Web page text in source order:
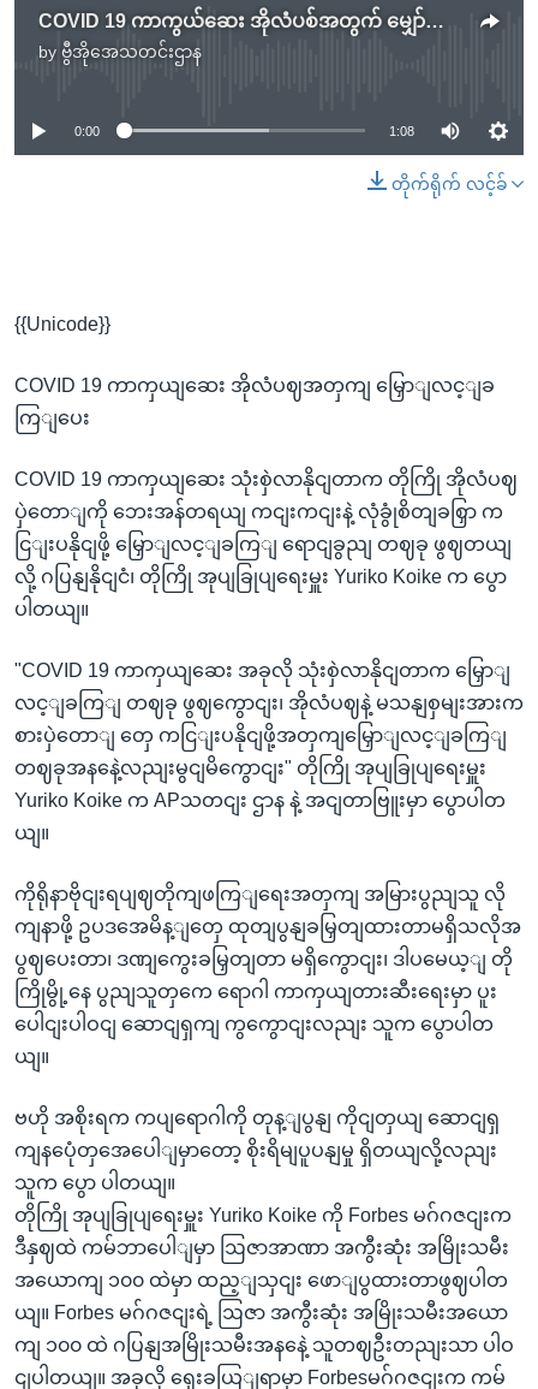
COVID 19 ကာကွယ်ဆေး အိုလံပစ်အတွက် မျှော်လင့်ချက်ပေး
by ဗွီအိုအေသတင်းဌာန
No media source currently available
0:00 1:08
တိုက်ရိုက် လင့်ခ်
{{Unicode}}
COVID 19 ကာကှယျဆေး အိုလံပဈအတှကျ မြှောျလင့ျခ
ကြျပေး
COVID 19 ကာကှယျဆေး သုံးစှဲလာနိုငျတာက တိုကြို အိုလံပဈ
ပှဲတောျကို ဘေးအန်တရယျ ကငျးကငျးနဲ့ လုံခွုံစိတျခစြှာ က
ငြျးပနိုငျဖို့ မြှောျလင့ျခကြျ ရောငျခွညျ တဈခု ဖွဈတယျ
လို့ ဂပြနျနိုငျငံ၊ တိုကြို အုပျခြုပျရေးမှူး Yuriko Koike က ပွော
ပါတယျ။
"COVID 19 ကာကှယျဆေး အခုလို သုံးစှဲလာနိုငျတာက မြှောျ
လင့ျခကြျ တဈခု ဖွဈကွောငျး၊ အိုလံပဈနဲ့ မသနျစှမျးအားက
စားပှဲတောျ တှေ ကငြျးပနိုငျဖို့အတှကျမြှောျလင့ျခကြျ
တဈခုအနနေဲ့လညျးမွငျမိကွောငျး" တိုကြို အုပျခြုပျရေးမှူး
Yuriko Koike က APသတငျး ဌာန နဲ့ အငျတာဗြူးမှာ ပွောပါတ
ယျ။
ကိုရိုနာဗိုငျးရပျဈတိုကျဖကြျရေးအတှကျ အမြားပွညျသူ လို
ကျနာဖို့ ဥပဒအေမိန့ျတှေ ထုတျပွနျခမြှတျထားတာမရှိသလိုအ
ပွဈပေးတာ၊ ဒဏျကွေးခမြှတျတာ မရှိကွောငျး၊ ဒါပမေယ့ျ တို
ကြိုမွို့နေ ပွညျသူတှကေ ရောဂါ ကာကှယျတားဆီးရေးမှာ ပူး
ပေါငျးပါဝငျ ဆောငျရှကျ ကွကွောငျးလညျး သူက ပွောပါတ
ယျ။
ဗဟို အစိုးရက ကပျရောဂါကို တုန့ျပွနျ ကိုငျတှယျ ဆောငျရှ
ကျနပေုံတှအေပေါျမှာတော့ စိုးရိမျပူပနျမှု ရှိတယျလို့လညျး
သူက ပွော ပါတယျ။
တိုကြို အုပျခြုပျရေးမှူး Yuriko Koike ကို Forbes မဂ်ဂဇငျးက
ဒီနှဈထဲ ကမ်ဘာပေါျမှာ ဩဇာအာဏာ အကွီးဆုံး အမြိုးသမီး
အယောကျ ၁၀၀ ထဲမှာ ထည့ျသှငျး ဖောျပွထားတာဖွဈပါတ
ယျ။ Forbes မဂ်ဂဇငျးရဲ့ ဩဇာ အကွီးဆုံး အမြိုးသမီးအယော
ကျ ၁၀၀ ထဲ ဂပြနျအမြိုးသမီးအနနေဲ့ သူတဈဦးတညျးသာ ပါဝ
ငျပါတယျ။ အခုလို ရှေးခယြျရာမှာ Forbesမဂ်ဂဇငျးက ကမ်